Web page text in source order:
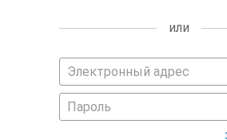
или